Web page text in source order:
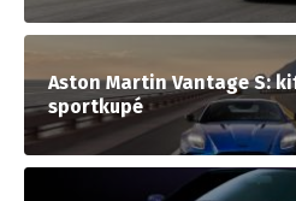
Aston Martin Vantage S:
sportkupé